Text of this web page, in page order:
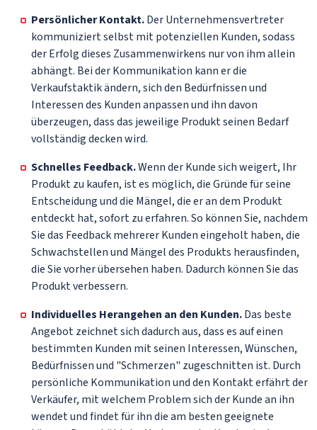
Persönlicher Kontakt.Der Unternehmensvertreter
kommuniziert selbst mit potenziellen Kunden, sodass
der Erfolg dieses Zusammenwirkens nur von ihm allein
abhängt. Bei der Kommunikation kann er die
Verkaufstaktik ändern, sich den Bedürfnissen und
Interessen des Kunden anpassen und ihn davon
überzeugen, dass das jeweilige Produkt seinen Bedarf
vollständig decken wird.
Schnelles Feedback.Wenn der Kunde sich weigert, Ihr
Produkt zu kaufen, ist es möglich, die Gründe für seine
Entscheidung und die Mängel, die er an dem Produkt
entdeckt hat, sofort zu erfahren. So können Sie, nachdem
Sie das Feedback mehrerer Kunden eingeholt haben, die
Schwachstellen und Mängel des Produkts herausfinden,
die Sie vorher übersehen haben. Dadurch können Sie das
Produkt verbessern.
Individuelles Herangehen an den Kunden.Das beste
Angebot zeichnet sich dadurch aus, dass es auf einen
bestimmten Kunden mit seinen Interessen, Wünschen,
Bedürfnissen und "Schmerzen" zugeschnitten ist. Durch
persönliche Kommunikation und den Kontakt erfährt der
Verkäufer, mit welchem Problem sich der Kunde an ihn
wendet und findet für ihn die am besten geeignete